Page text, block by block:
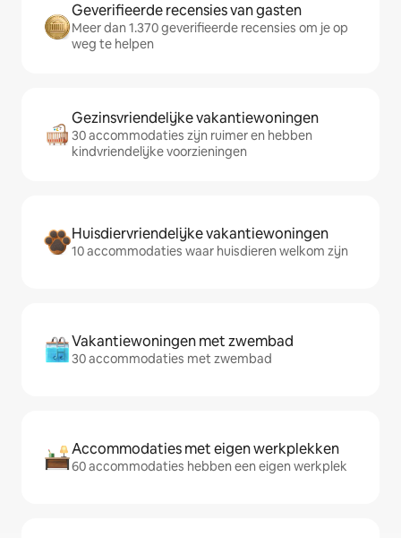
Geverifieerde recensies van gasten
Meer dan 1.370 geverifieerde recensies om je op
weg te helpen
Gezinsvriendelijke vakantiewoningen
30 accommodaties zijn ruimer en hebben
kindvriendelijke voorzieningen
Huisdiervriendelijke vakantiewoningen
10 accommodaties waar huisdieren welkom zijn
Vakantiewoningen met zwembad
30 accommodaties met zwembad
Accommodaties met eigen werkplekken
60 accommodaties hebben een eigen werkplek